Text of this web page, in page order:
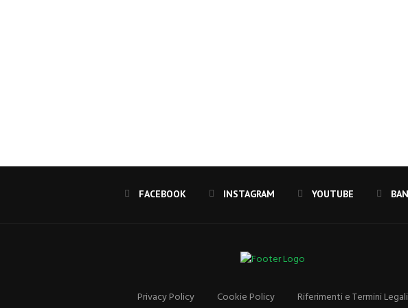
FACEBOOK INSTAGRAM YOUTUBE
Privacy Policy Cookie Policy Riferimenti e Termini Legali